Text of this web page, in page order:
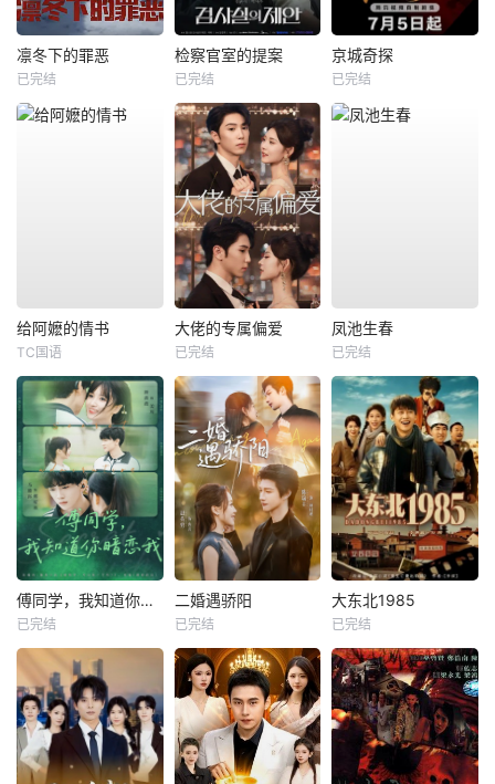
凛冬下的罪恶
已完结
检察官室的提案
已完结
京城奇探
已完结
给阿嬷的情书
TC国语
大佬的专属偏爱
已完结
凤池生春
已完结
傅同学，我知道你暗恋我
已完结
二婚遇骄阳
已完结
大东北1985
已完结